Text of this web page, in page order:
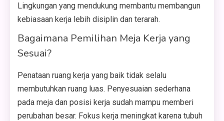
Lingkungan yang mendukung membantu membangun
kebiasaan kerja lebih disiplin dan terarah.
Bagaimana Pemilihan Meja Kerja yang
Sesuai?
Penataan ruang kerja yang baik tidak selalu
membutuhkan ruang luas. Penyesuaian sederhana
pada meja dan posisi kerja sudah mampu memberi
perubahan besar. Fokus kerja meningkat karena tubuh